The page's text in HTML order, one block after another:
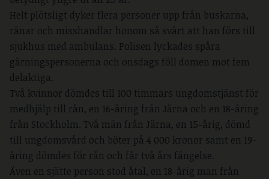
Helt plötsligt dyker flera personer upp från buskarna,
rånar och misshandlar honom så svårt att han förs till
sjukhus med ambulans. Polisen lyckades spåra
gärningspersonerna och onsdags föll domen mot fem
delaktiga.
Två kvinnor dömdes till 100 timmars ungdomstjänst för
medhjälp till rån, en 16-åring från Järna och en 18-åring
från Stockholm. Två män från Järna, en 15-årig, dömd
till ungdomsvård och böter på 4 000 kronor samt en 19-
åring dömdes för rån och får två års fängelse.
Även en sjätte person stod åtal, en 18-årig man från